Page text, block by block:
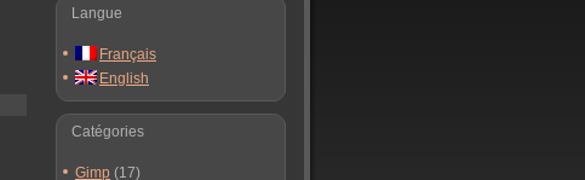
Langue
Français
English
Catégories
Gimp (17)